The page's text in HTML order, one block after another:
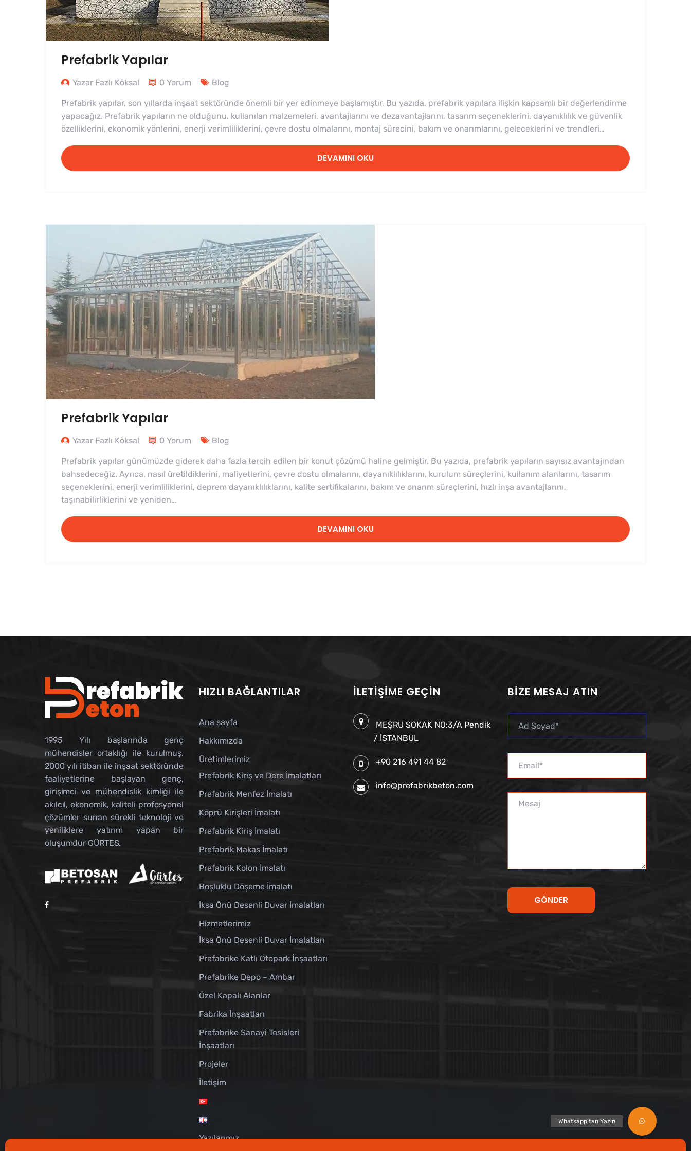
Prefabrik Yapılar
Yazar Fazlı Köksal 0 Yorum Blog
Prefabrik yapılar, son yıllarda inşaat sektöründe önemli bir yer edinmeye başlamıştır. Bu yazıda, prefabrik yapılara ilişkin kapsamlı bir değerlendirme
yapacağız. Prefabrik yapıların ne olduğunu, kullanılan malzemeleri, avantajlarını ve dezavantajlarını, tasarım seçeneklerini, dayanıklılık ve güvenlik
özelliklerini, ekonomik yönlerini, enerji verimliliklerini, çevre dostu olmalarını, montaj sürecini, bakım ve onarımlarını, geleceklerini ve trendleri…
DEVAMINI OKU
Prefabrik Yapılar
Yazar Fazlı Köksal 0 Yorum Blog
Prefabrik yapılar günümüzde giderek daha fazla tercih edilen bir konut çözümü haline gelmiştir. Bu yazıda, prefabrik yapıların sayısız avantajından
bahsedeceğiz. Ayrıca, nasıl üretildiklerini, maliyetlerini, çevre dostu olmalarını, dayanıklılıklarını, kurulum süreçlerini, kullanım alanlarını, tasarım
seçeneklerini, enerji verimliliklerini, deprem dayanıklılıklarını, kalite sertifikalarını, bakım ve onarım süreçlerini, hızlı inşa avantajlarını,
taşınabilirliklerini ve yeniden…
DEVAMINI OKU
1995 Yılı başlarında genç
mühendisler ortaklığı ile kurulmuş,
2000 yılı itibarı ile inşaat sektöründe
faaliyetlerine başlayan genç,
girişimci ve mühendislik kimliği ile
akılcıl, ekonomik, kaliteli profosyonel
çözümler sunan sürekli teknoloji ve
yeniliklere yatırım yapan bir
oluşumdur GÜRTES.
HIZLI BAĞLANTILAR
Ana sayfa
Hakkımızda
Üretimlerimiz
Prefabrik Kiriş ve Dere İmalatları
Prefabrik Menfez İmalatı
Köprü Kirişleri İmalatı
Prefabrik Kiriş İmalatı
Prefabrik Makas İmalatı
Prefabrik Kolon İmalatı
Boşluklu Döşeme İmalatı
İksa Önü Desenli Duvar İmalatları
Hizmetlerimiz
İksa Önü Desenli Duvar İmalatları
Prefabrike Katlı Otopark İnşaatları
Prefabrike Depo – Ambar
Özel Kapalı Alanlar
Fabrika İnşaatları
Prefabrike Sanayi Tesisleri
İnşaatları
Projeler
İletişim
Yazılarımız
İLETIŞIME GEÇIN
MEŞRU SOKAK NO:3/A Pendik
/ İSTANBUL
+90 216 491 44 82
info@prefabrikbeton.com
BIZE MESAJ ATIN